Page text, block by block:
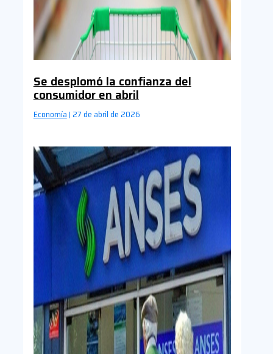
Se desplomó la confianza del
consumidor en abril
Economía | 27 de abril de 2026